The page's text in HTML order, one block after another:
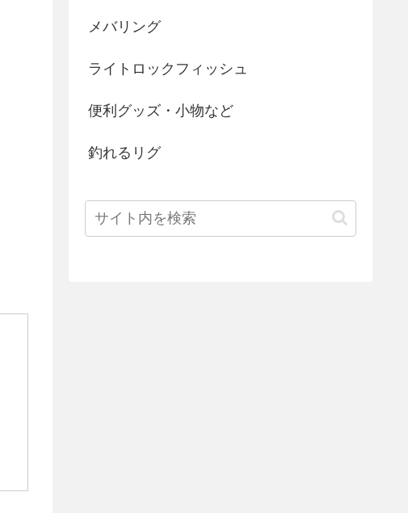
メバリング
ライトロックフィッシュ
便利グッズ・小物など
釣れるリグ